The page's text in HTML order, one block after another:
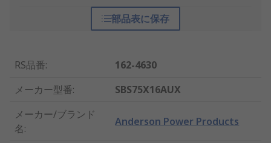
部品表に保存
RS品番:
162-4630
メーカー型番:
SBS75X16AUX
メーカー/ブランド
名:
Anderson Power Products